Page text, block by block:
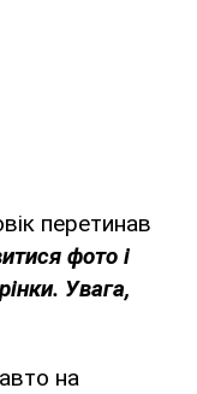
перетинав
фото і
Увага,
на